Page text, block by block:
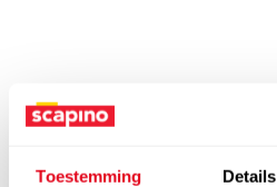
Toestemming Details